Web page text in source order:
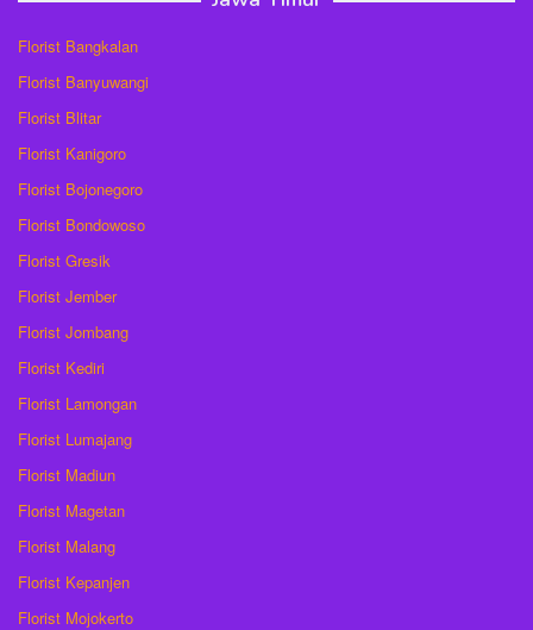
Florist Bangkalan
Florist Banyuwangi
Florist Blitar
Florist Kanigoro
Florist Bojonegoro
Florist Bondowoso
Florist Gresik
Florist Jember
Florist Jombang
Florist Kediri
Florist Lamongan
Florist Lumajang
Florist Madiun
Florist Magetan
Florist Malang
Florist Kepanjen
Florist Mojokerto